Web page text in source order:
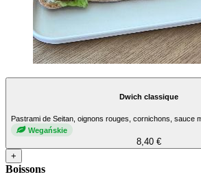
Dwich classique
Pastrami de Seitan, oignons rouges, cornichons, sauce
Wegańskie
8,40 €
+
Boissons